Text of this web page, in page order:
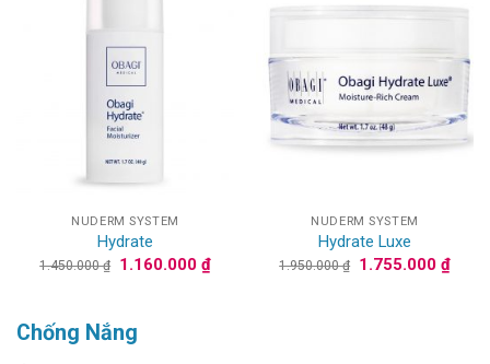
NUDERM SYSTEM
Hydrate
1.450.000₫ Giá
1.160.000 ₫Giá
hiện
NUDERM SYSTEM
Hydrate Luxe
1.950.000₫ Giá
1.755.000 ₫Giá
hiện
Chống Nắng